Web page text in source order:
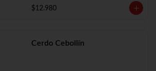
$12.980
Cerdo Cebollín